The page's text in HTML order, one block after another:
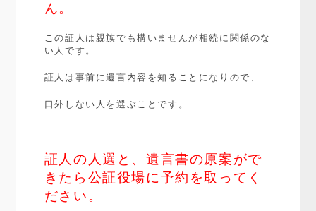
ん。
この証人は親族でも構いませんが相続に関係のな
い人です。
証人は事前に遺言内容を知ることになりので、
口外しない人を選ぶことです。
証人の人選と、遺言書の原案がで
きたら公証役場に予約を取ってく
ださい。